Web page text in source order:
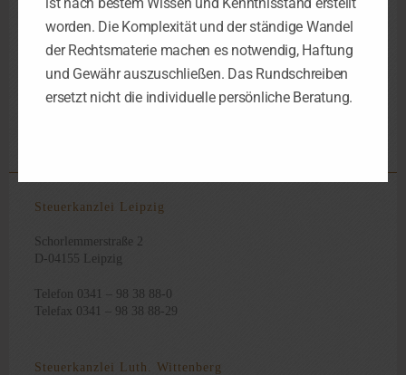
Abgabefristen Steuererklärung,Lohnsteuer,Steuerberater Leipzig,
Steuertermine 2016, Steuertermine Umsatzsteuer
Steuerkanzlei Leipzig
Schorlemmerstraße 2
D-04155 Leipzig
Telefon 0341 – 98 38 88-0
Telefax 0341 – 98 38 88-29
Steuerkanzlei Luth. Wittenberg
worden. Die Komplexität und der ständige Wandel
der Rechtsmaterie machen es notwendig, Haftung
und Gewähr auszuschließen. Das Rundschreiben
ersetzt nicht die individuelle persönliche Beratung.